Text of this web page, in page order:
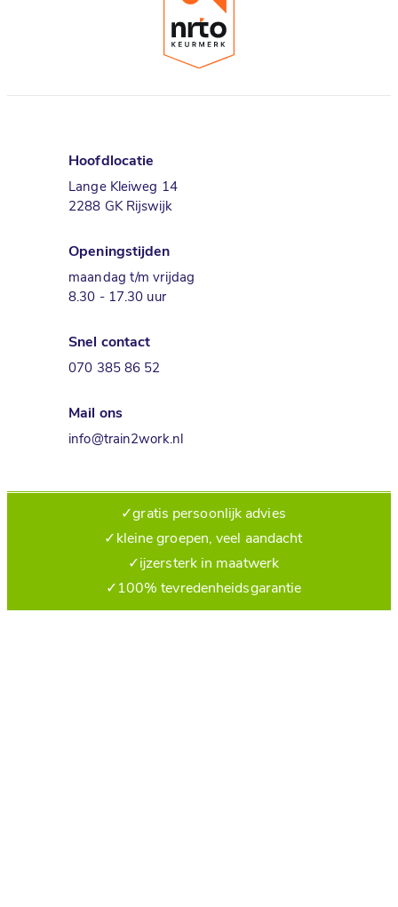
Hoofdlocatie
Lange Kleiweg 14
2288 GK Rijswijk
Openingstijden
maandag t/m vrijdag
8.30 - 17.30 uur
Snel contact
070 385 86 52
Mail ons
info@train2work.nl
✓gratis persoonlijk advies
✓ kleine groepen, veel aandacht
✓ijzersterk in maatwerk
✓ 100% tevredenheidsgarantie